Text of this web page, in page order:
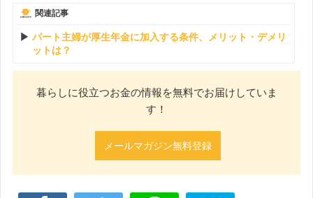
関連記事
パート主婦が厚生年金に加入する条件、メリット・デメリ
ットは？
暮らしに役立つお金の情報を無料でお届けしていま
す！
メールマガジン無料登録